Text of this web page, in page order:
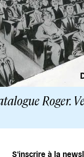
Roger.
S'inscrire à la